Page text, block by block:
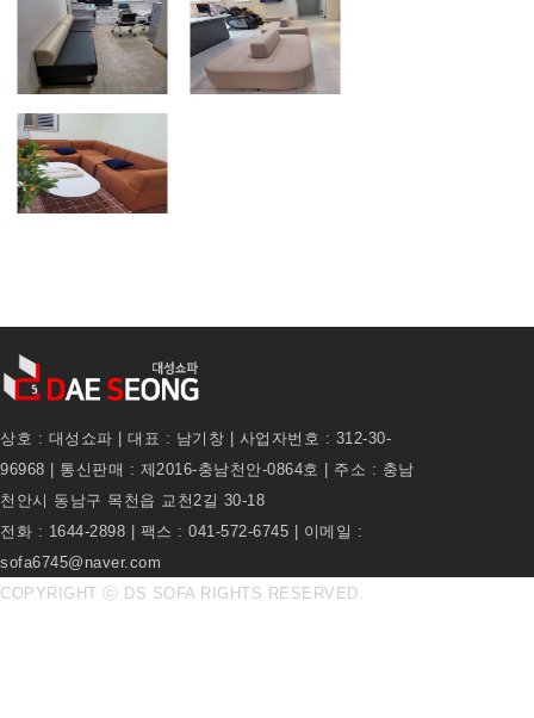
상호 : 대성쇼파 | 대표 : 남기창 | 사업자번호 : 312-30-
96968 | 통신판매 : 제2016-충남천안-0864호 | 주소 : 충남
천안시 동남구 목천읍 교천2길 30-18
전화 : 1644-2898 | 팩스 : 041-572-6745 | 이메일 :
sofa6745@naver.com
COPYRIGHT ⓒ DS SOFA RIGHTS RESERVED.